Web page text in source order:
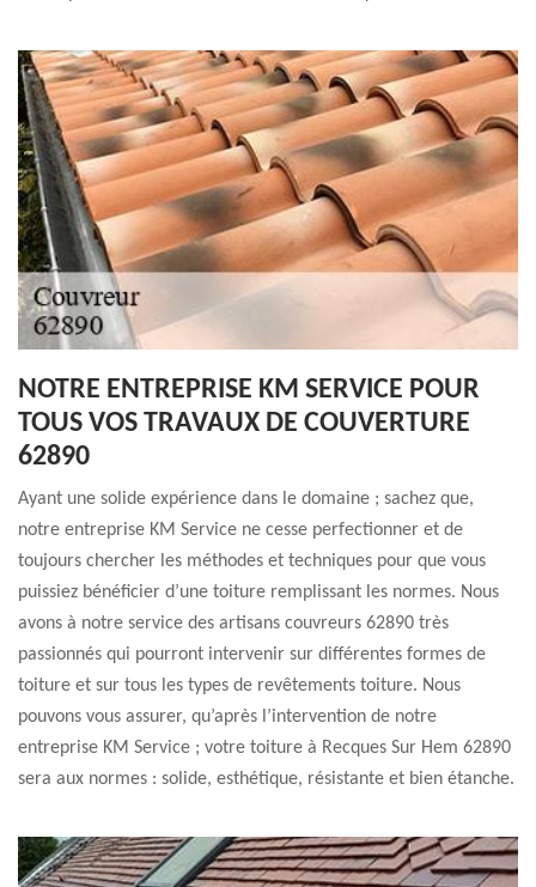
NOTRE ENTREPRISE KM SERVICE POUR
TOUS VOS TRAVAUX DE COUVERTURE
62890
Ayant une solide expérience dans le domaine ; sachez que,
notre entreprise KM Service ne cesse perfectionner et de
toujours chercher les méthodes et techniques pour que vous
puissiez bénéficier d’une toiture remplissant les normes. Nous
avons à notre service des artisans couvreurs 62890 très
passionnés qui pourront intervenir sur différentes formes de
toiture et sur tous les types de revêtements toiture. Nous
pouvons vous assurer, qu’après l’intervention de notre
entreprise KM Service ; votre toiture à Recques Sur Hem 62890
sera aux normes : solide, esthétique, résistante et bien étanche.